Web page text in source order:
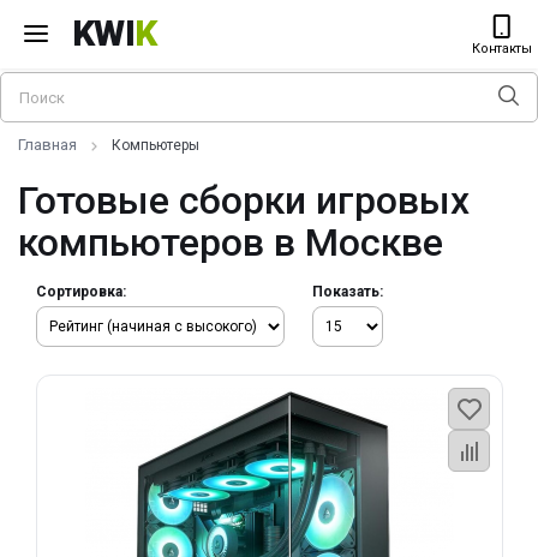
KWIK Контакты
Главная Компьютеры
Готовые сборки игровых
компьютеров в Москве
Сортировка: Показать: